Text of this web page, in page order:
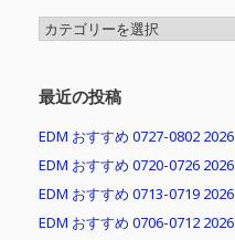
MENU
最近の投稿
EDM おすすめ 0727-0802 2026
EDM おすすめ 0720-0726 2026
EDM おすすめ 0713-0719 2026
EDM おすすめ 0706-0712 2026